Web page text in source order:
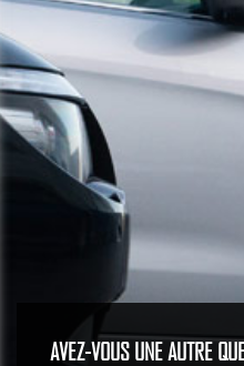
AVEZ-VOUS UNE AUTRE